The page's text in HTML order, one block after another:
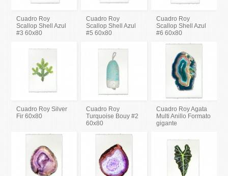
Cuadro Roy
Scallop Shell Azul
#3 60x80
Cuadro Roy
Scallop Shell Azul
#5 60x80
Cuadro Roy
Scallop Shell Azul
#6 60x80
Cuadro Roy Silver
Fir 60x80
Cuadro Roy
Turquoise Bouy #2
60x80
Cuadro Roy Agata
Multi Anillo Formato
gigante